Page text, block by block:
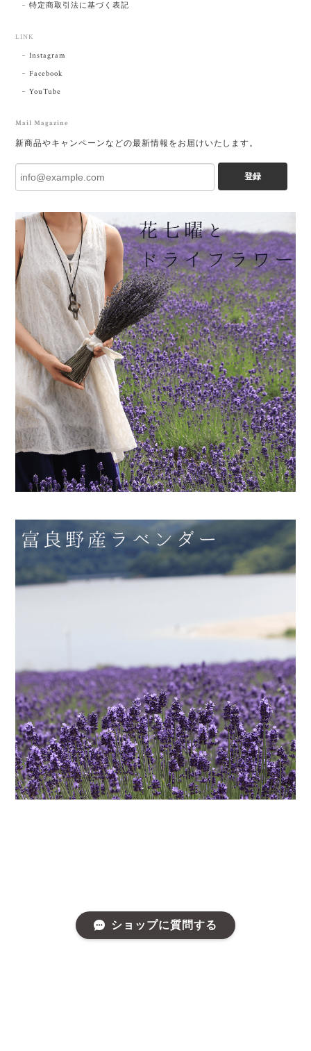
特定商取引法に基づく表記
LINK
Instagram
Facebook
YouTube
Mail Magazine
新商品やキャンペーンなどの最新情報をお届けいたします。
登録
ショップに質問する